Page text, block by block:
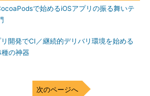
で始めるiOSアプリの振る舞いテ
リ開発でCI／継続的デリバリ環境を始める
の神器
次のページへ